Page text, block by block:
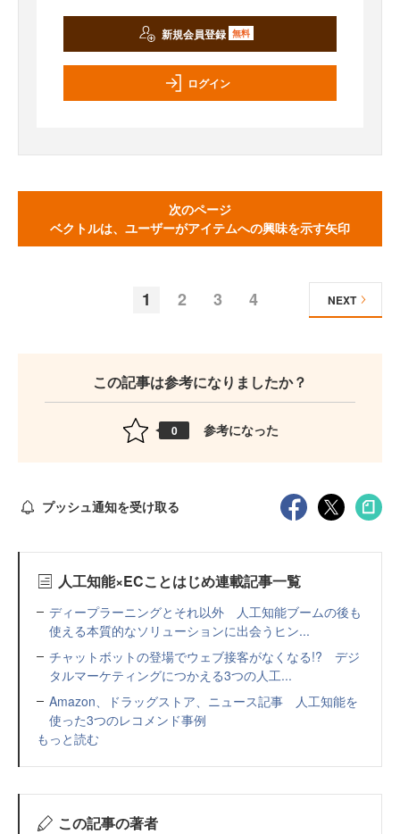
新規会員登録 無料
ログイン
次のページ
ベクトルは、ユーザーがアイテムへの興味を示す矢印
1 2 3 4 NEXT
この記事は参考になりましたか？
0 参考になった
プッシュ通知を受け取る
人工知能×ECことはじめ連載記事一覧
ディープラーニングとそれ以外 人工知能ブームの後も
使える本質的なソリューションに出会うヒン...
チャットボットの登場でウェブ接客がなくなる!? デジ
タルマーケティングにつかえる3つの人工...
Amazon、ドラッグストア、ニュース記事 人工知能を
使った3つのレコメンド事例
もっと読む
この記事の著者